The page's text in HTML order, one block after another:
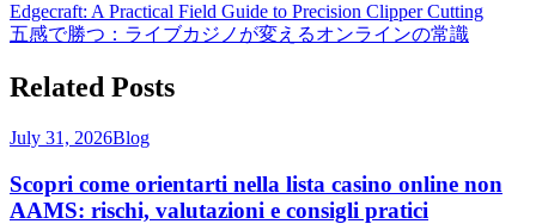
Edgecraft: A Practical Field Guide to Precision Clipper Cutting
五感で勝つ：ライブカジノが変えるオンラインの常識
Related Posts
July 31, 2026Blog
Scopri come orientarti nella lista casino online non
AAMS: rischi, valutazioni e consigli pratici